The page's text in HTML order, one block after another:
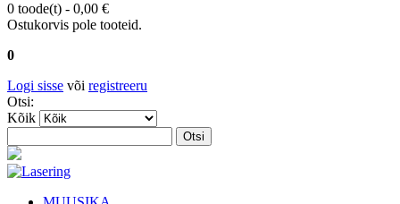
0 toode(t) - 0,00 €
Ostukorvis pole tooteid.
0
Logi sisse või registreeru
Otsi:
Kõik
Otsi